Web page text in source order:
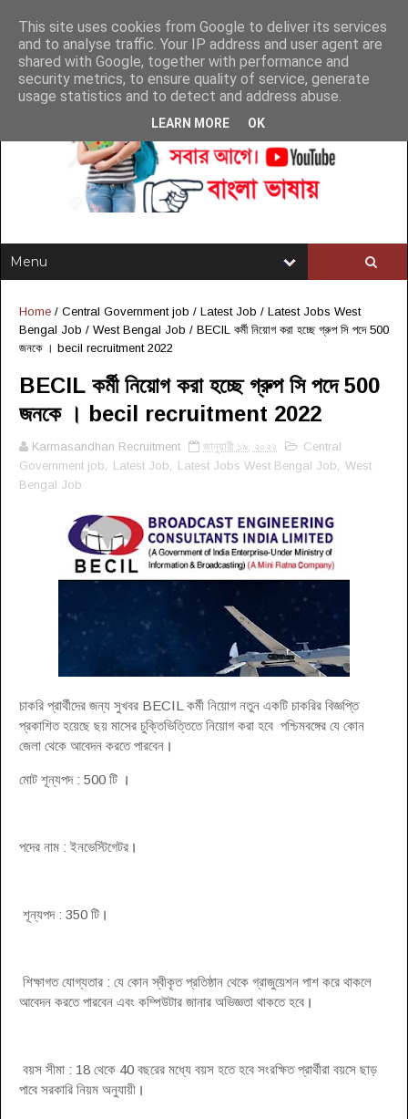
Home / Central Government job / Latest Job / Latest Jobs West
Bengal Job / West Bengal Job / BECIL কর্মী নিয়োগ করা হচ্ছে গ্রুপ সি পদে 500
জনকে । becil recruitment 2022
BECIL কর্মী নিয়োগ করা হচ্ছে গ্রুপ সি পদে 500
জনকে । becil recruitment 2022
Karmasandhan Recruitment জানুয়ারী ১৯, ২০২২
Central
Government job
Latest Job Latest Jobs West Bengal Job
West
Bengal Job
চাকরি প্রার্থীদের জন্য সুখবর BECIL কর্মী নিয়োগ নতুন একটি চাকরির বিজ্ঞপ্তি
প্রকাশিত হয়েছে ছয় মাসের চুক্তিভিত্তিতে নিয়োগ করা হবে পশ্চিমবঙ্গের যে কোন
জেলা থেকে আবেদন করতে পারবেন ।
মোট শূন্যপদ : 500 টি ।
পদের নাম : ইনভেস্টিগেটর ।
শূন্যপদ : 350 টি ।
শিক্ষাগত যোগ্যতার : যে কোন স্বীকৃত প্রতিষ্ঠান থেকে গ্রাজুয়েশন পাশ করে থাকলে
আবেদন করতে পারবেন এবং কম্পিউটার জানার অভিজ্ঞতা থাকতে হবে ।
বয়স সীমা : 18 থেকে 40 বছরের মধ্যে বয়স হতে হবে সংরক্ষিত প্রার্থীরা বয়সে ছাড়
পাবে সরকারি নিয়ম অনুযায়ী ।
This site uses cookies from Google to deliver its services
and to analyse traffic. Your IP address and user agent are
shared with Google, together with performance and
security metrics, to ensure quality of service, generate
usage statistics and to detect and address abuse.
LEARN MORE OK